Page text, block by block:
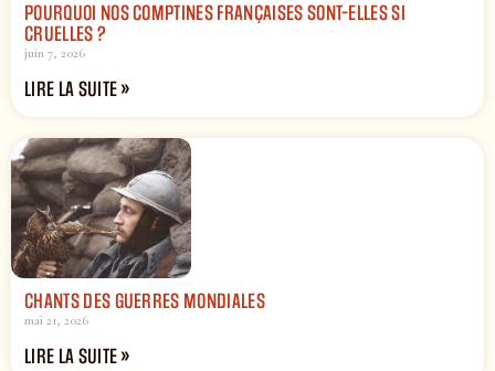
POURQUOI NOS COMPTINES FRANÇAISES SONT-ELLES SI
CRUELLES ?
juin 7, 2026
LIRE LA SUITE »
CHANTS DES GUERRES MONDIALES
mai 21, 2026
LIRE LA SUITE »